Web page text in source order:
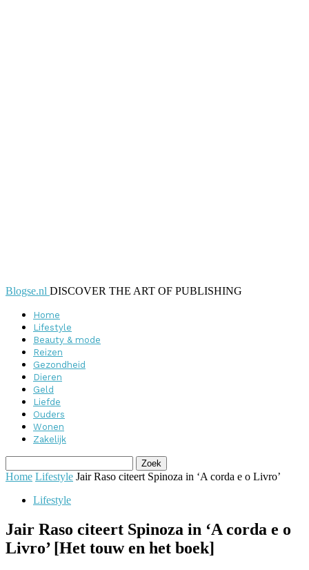
Blogse.nl DISCOVER THE ART OF PUBLISHING
Home
Lifestyle
Beauty & mode
Reizen
Gezondheid
Dieren
Geld
Liefde
Ouders
Wonen
Zakelijk
Home Lifestyle Jair Raso citeert Spinoza in ‘A corda e o Livro’
Lifestyle
Jair Raso citeert Spinoza in ‘A corda e o
Livro’ [Het touw en het boek]